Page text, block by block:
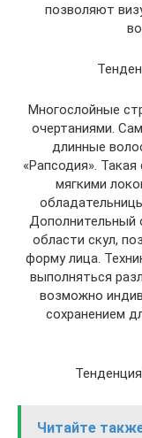
позволяют
Многослойные
очертаниями.
длинные
«Рапсодия».
мягкими
Дополнительный
области скул,
форму лица.
выполняться
возможно
сохранением
Читайте